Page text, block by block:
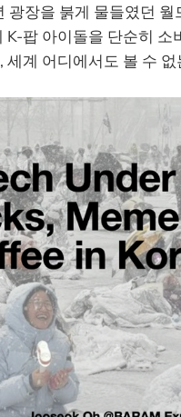
광장을 붉게 물들였던
K-팝 아이돌을 단순히
세계 어디에서도 볼 수